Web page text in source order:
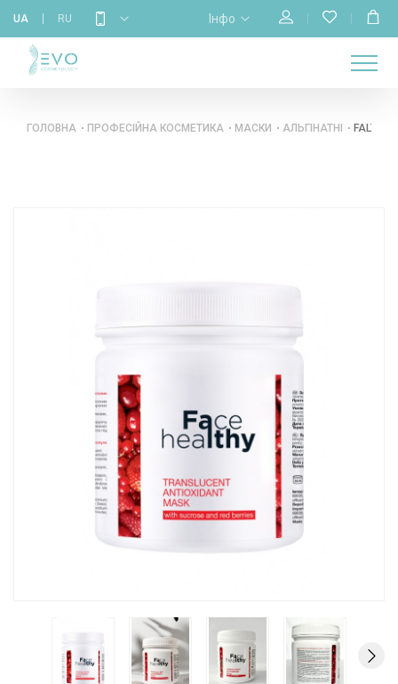
UA RU Інфо
ГОЛОВНА
НАС
МАГАЗИН
НАВЧАННЯ
ГОЛОВНА ПРОФЕСІЙНА КОСМЕТИКА МАСКИ АЛЬГІНАТНІ